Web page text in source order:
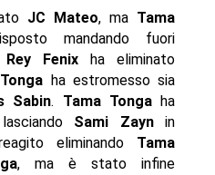
JC Mateo, ma Tama
mandando fuori
Rey Fenix ha eliminato
ha estromesso sia
Sabin. Tama Tongaha
Sami Zaynin
eliminando Tama
, ma è stato infine